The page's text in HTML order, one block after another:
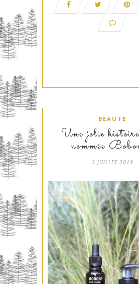
BEAUTÉ
Une jolie
nommée
3 JUILLET 2019